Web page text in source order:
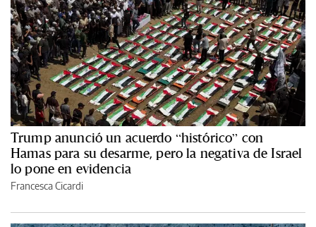
Trump anunció un acuerdo “histórico” con
Hamas para su desarme, pero la negativa de Israel
lo pone en evidencia
Francesca Cicardi